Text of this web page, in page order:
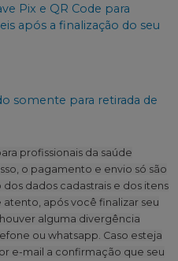
Pix e QR Code para
após a finalização do seu
somente para retirada de
profissionais da saúde
o pagamento e envio só são
dados cadastrais e dos itens
após você finalizar seu
alguma divergência
ou whatsapp. Caso esteja
e-mail a confirmação que seu